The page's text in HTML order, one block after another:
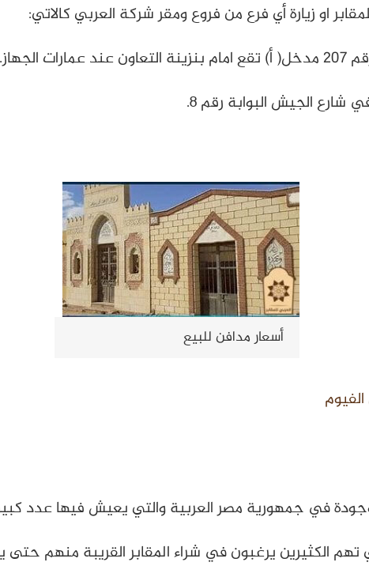
او زيارة أي فرع من فروع ومقر شركة العربي كالاتي:
شارع الجيش البوابة رقم ٨.
أسعار مدافن للبيع
في جمهورية مصر العربية والتي يعيش فيها عدد
تهم الكثيرين يرغبون في شراء المقابر القريبة منهم